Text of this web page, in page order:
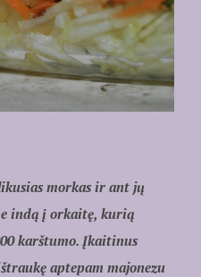
morkas ir ant jų
indą į orkaitę, kurią
karštumo. Įkaitinus
aptepam majonezu